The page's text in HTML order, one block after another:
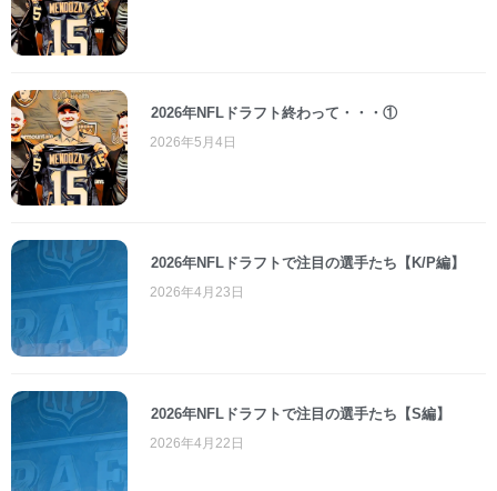
2026年NFLドラフト終わって・・・①
2026年5月4日
2026年NFLドラフトで注目の選手たち【K/P編】
2026年4月23日
2026年NFLドラフトで注目の選手たち【S編】
2026年4月22日